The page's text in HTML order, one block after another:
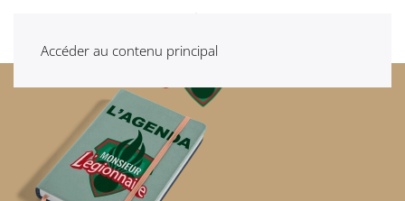
Accéder au contenu principal